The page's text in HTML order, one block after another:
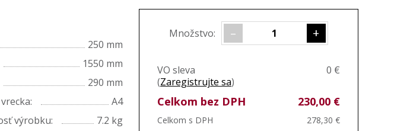
250 mm
1550 mm
290 mm
A4
výrobku:
7.2 kg
Množstvo: +
–
VO sleva
(Zaregistrujte sa)
0 €
Celkom bez DPH 230,00 €
Celkom s DPH 278,30 €